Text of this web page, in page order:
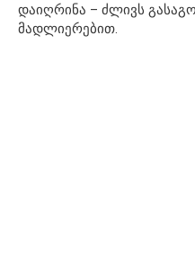
დაიღრინა – ძლივს
მადლიერებით.